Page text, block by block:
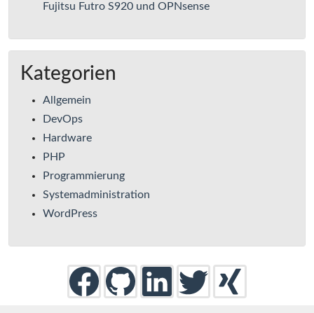
Fujitsu Futro S920 und OPNsense
Kategorien
Allgemein
DevOps
Hardware
PHP
Programmierung
Systemadministration
WordPress